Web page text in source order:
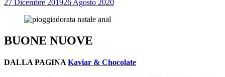
27 Dicembre 201926 Agosto 2020
BUONE NUOVE
DALLA PAGINA Kaviar & Chocolate